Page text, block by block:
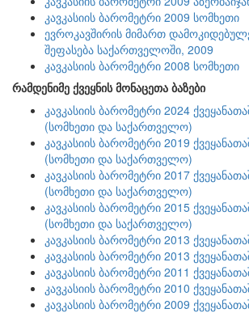
კავკასიის ბარომეტრი 2009 სომხეთი
ევროკავშირის მიმართ
შეფასება საქართველოში, 2009
კავკასიის ბარომეტრი 2008 სომხეთი
რამდენიმე ქვეყნის მონაცეთა ბაზები
კავკასიის ბარომეტრი 2024
(სომხეთი და საქართველო)
კავკასიის ბარომეტრი 2019
(სომხეთი და საქართველო)
კავკასიის ბარომეტრი 2017
(სომხეთი და საქართველო)
კავკასიის ბარომეტრი 2015
(სომხეთი და საქართველო)
კავკასიის ბარომეტრი 2013
კავკასიის ბარომეტრი 2013
კავკასიის ბარომეტრი 2011
კავკასიის ბარომეტრი 2010
კავკასიის ბარომეტრი 2009